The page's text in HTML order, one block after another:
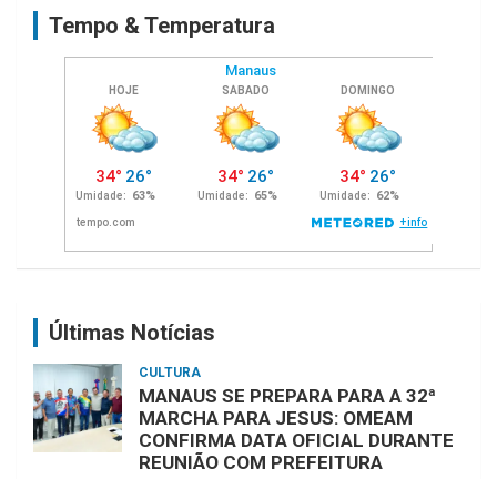
Tempo & Temperatura
Últimas Notícias
CULTURA
MANAUS SE PREPARA PARA A 32ª
MARCHA PARA JESUS: OMEAM
CONFIRMA DATA OFICIAL DURANTE
REUNIÃO COM PREFEITURA